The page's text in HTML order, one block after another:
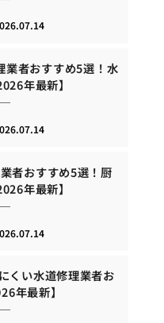
業者おすすめ5選！水
年最新】
者おすすめ5選！厨
年最新】
くい水道修理業者お
年最新】